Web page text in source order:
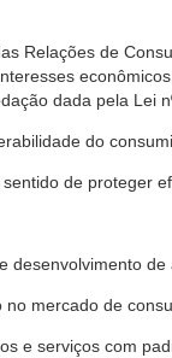
Relações de
dada pela Lei nº
do
de proteger
de
mercado de
serviços com